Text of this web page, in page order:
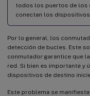
todos los puertos de los
conectan los
Por lo general, los
detección de bucles. Este
conmutador garantice que
red. Si bien es importante y
dispositivos de destino
Este problema se
Formar equipos de tarjeta de
Actualizar controladores de tarjeta
Actualizar controladores de tarjeta
Actualizar controladores de tarjeta